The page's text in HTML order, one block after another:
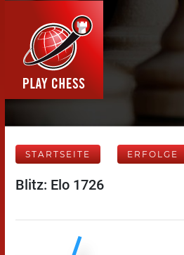
STARTSEITE ERFOLGE
Blitz: Elo 1726